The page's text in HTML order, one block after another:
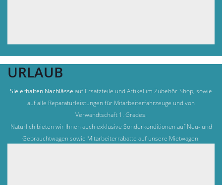
URLAUB
Sie erhalten Nachlässe auf Ersatzteile und Artikel im Zubehör-Shop, sowie
auf alle Reparaturleistungen für Mitarbeiterfahrzeuge und von
Verwandtschaft 1. Grades.
Natürlich bieten wir Ihnen auch exklusive Sonderkonditionen auf Neu- und
Gebrauchtwagen sowie Mitarbeiterrabatte auf unsere Mietwagen.